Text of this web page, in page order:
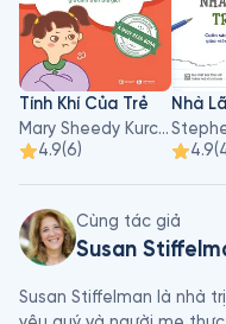
Tính Khí Của Trẻ
Mary Sheedy Kurcinka
4.9(6)
4.9(
Cùng tác giả
Susan
Susan Stiffelman là nhà